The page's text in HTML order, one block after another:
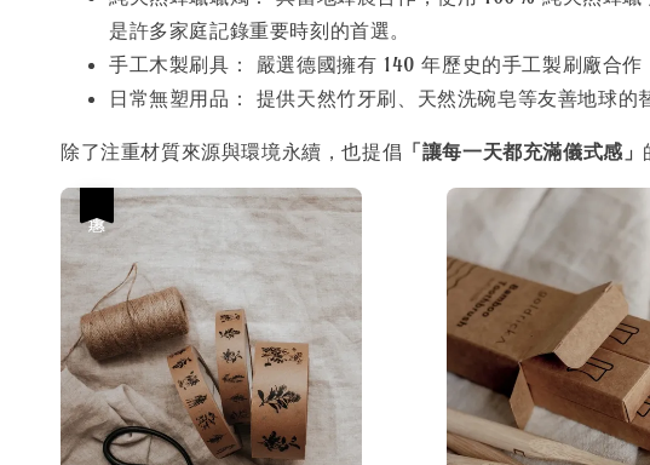
是許多家庭記錄重要時刻的首選。
手工木製刷具： 嚴選德國擁有 140 年歷史的手工製刷廠合
日常無塑用品： 提供天然竹牙刷、天然洗碗皂等友善地球的
除了注重材質來源與環境永續，也提倡 「讓每一天都充滿儀式感」